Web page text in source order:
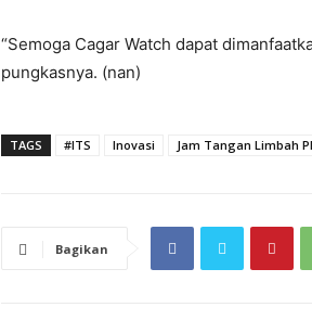
“Semoga Cagar Watch dapat
pungkasnya. (nan)
TAGS #ITS Inovasi Jam Tangan Limbah
Bagikan